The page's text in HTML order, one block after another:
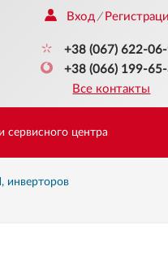
Вход /
+38 (067) 622-
+38 (066) 199-
Все контакты
сервисного центра
инверторов